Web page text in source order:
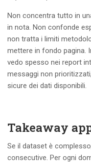
Non concentra tutto in
in nota. Non confonde
non tratta i limiti
mettere in fondo pagina.
vedo spesso nei report
messaggi non
sicure dei dati disponibili.
Takeaway
Se il dataset è
consecutive. Per ogni